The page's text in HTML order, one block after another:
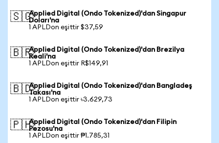
🇸🇬Applied Digital (Ondo Tokenized)'dan Singapur
Doları'na
1 APLDon eşittir $37,59
🇧🇷Applied Digital (Ondo Tokenized)'dan Brezilya
Reali'na
1 APLDon eşittir R$149,91
🇧🇩Applied Digital (Ondo Tokenized)'dan Bangladeş
Takası'na
1 APLDon eşittir ৳3.629,73
🇵🇭Applied Digital (Ondo Tokenized)'dan Filipin
Pezosu'na
1 APLDon eşittir ₱1.785,31